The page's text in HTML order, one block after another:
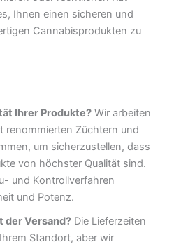
Ihnen einen sicheren und
Cannabisprodukten zu
Ihrer Produkte?Wir arbeiten
renommierten Züchtern und
um sicherzustellen, dass
von höchster Qualität sind.
und Kontrollverfahren
und Potenz.
der Versand?Die Lieferzeiten
Standort, aber wir